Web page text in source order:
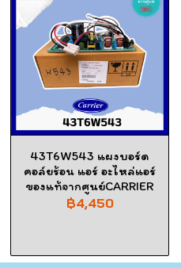
43T6W543 แผงบอร์ด
คอล์ยร้อน แอร์ อะไหล่แอร์
ของแท้จากศูนย์CARRIER
฿4,450